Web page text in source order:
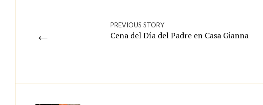
←
PREVIOUS STORY
Cena del Día del Padre en Casa Gianna